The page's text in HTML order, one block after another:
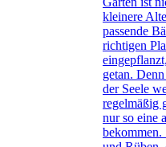
kleinere
passende
richtigen
getan.
der Seele
regelmäßig
nur so eine
bekommen.